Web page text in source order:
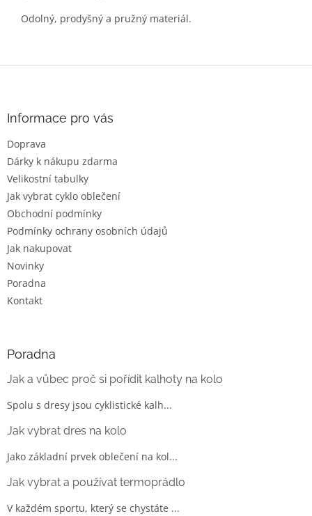
Odolný, prodyšný a pružný materiál.
Informace pro vás
Doprava
Dárky k nákupu zdarma
Velikostní tabulky
Jak vybrat cyklo oblečení
Obchodní podmínky
Podmínky ochrany osobních údajů
Jak nakupovat
Novinky
Poradna
Kontakt
Poradna
Jak a vůbec proč si pořídit kalhoty na kolo
Spolu s dresy jsou cyklistické kalh...
Jak vybrat dres na kolo
Jako základní prvek oblečení na kol...
Jak vybrat a používat termoprádlo
V každém sportu, který se chystáte ...